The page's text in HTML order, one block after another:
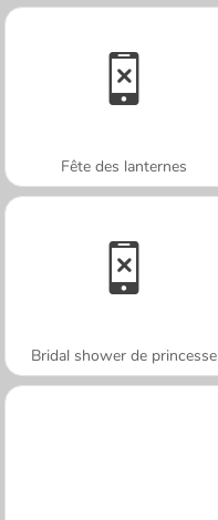
Fête des lanternes
Bridal shower de princesse